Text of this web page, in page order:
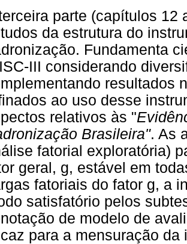
parte (capítulos 12
da estrutura do
Fundamenta
III considerando
resultados
ao uso desse
relativos às "
Brasileira". As
fatorial exploratória)
geral, g, estável em
fatoriais do fator g, a
satisfatório pelos
de modelo de
para a mensuração da